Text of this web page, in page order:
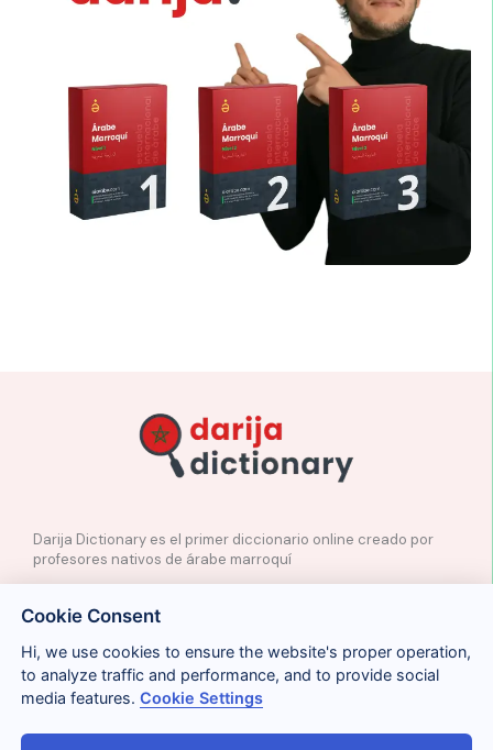
Darija Dictionary es el primer diccionario online creado por
profesores nativos de árabe marroquí
✉️ Contacto
📲Redes Sociales
🤝🏼Proponer palabras
Legal Cookies Privacidad Condiciones
Cookie Consent
Hi, we use cookies to ensure the website's proper operation,
to analyze traffic and performance, and to provide social
media features.Cookie Settings